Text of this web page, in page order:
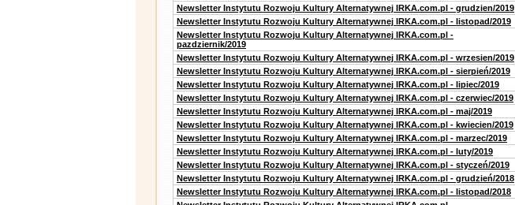
Newsletter Instytutu Rozwoju Kultury Alternatywnej IRKA.com.pl - grudzien/2019
Newsletter Instytutu Rozwoju Kultury Alternatywnej IRKA.com.pl - listopad/2019
Newsletter Instytutu Rozwoju Kultury Alternatywnej IRKA.com.pl -
pazdziernik/2019
Newsletter Instytutu Rozwoju Kultury Alternatywnej IRKA.com.pl - wrzesien/2019
Newsletter Instytutu Rozwoju Kultury Alternatywnej IRKA.com.pl - sierpień/2019
Newsletter Instytutu Rozwoju Kultury Alternatywnej IRKA.com.pl - lipiec/2019
Newsletter Instytutu Rozwoju Kultury Alternatywnej IRKA.com.pl - czerwiec/2019
Newsletter Instytutu Rozwoju Kultury Alternatywnej IRKA.com.pl - maj/2019
Newsletter Instytutu Rozwoju Kultury Alternatywnej IRKA.com.pl - kwiecien/2019
Newsletter Instytutu Rozwoju Kultury Alternatywnej IRKA.com.pl - marzec/2019
Newsletter Instytutu Rozwoju Kultury Alternatywnej IRKA.com.pl - luty/2019
Newsletter Instytutu Rozwoju Kultury Alternatywnej IRKA.com.pl - styczeń/2019
Newsletter Instytutu Rozwoju Kultury Alternatywnej IRKA.com.pl - grudzień/2018
Newsletter Instytutu Rozwoju Kultury Alternatywnej IRKA.com.pl - listopad/2018